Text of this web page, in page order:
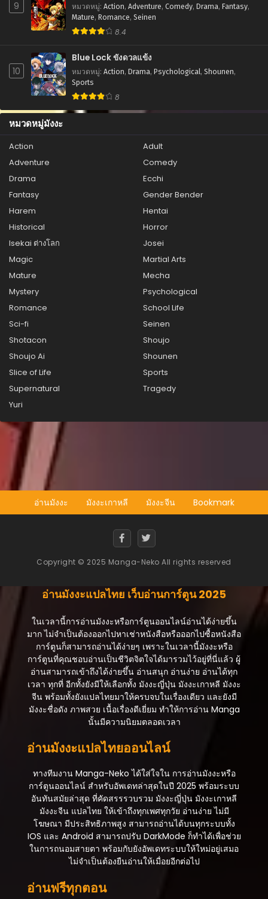
ตอนที่ 116
กรกฎาคม 22, 2025
ตอนที่ 115
กรกฎาคม 22, 2025
ตอนที่ 114
กรกฎาคม 22, 2025
ตอนที่ 113
ตอนที่ 112
กรกฎาคม 22, 2025
ตอนที่ 111
กรกฎาคม 22, 2025
ตอนที่ 110
กรกฎาคม 22, 2025
ตอนที่ 109
ตอนที่ 108
กรกฎาคม 22, 2025
ตอนที่ 107
กรกฎาคม 22, 2025
กรกฎาคม 22, 2025
กรกฎาคม 22, 2025
ตอนที่ 104
กรกฎาคม 22, 2025
ตอนที่ 103
กรกฎาคม 22, 2025
ตอนที่ 101
ตอนที่ 100
ตอนที่ 99
กรกฎาคม 22, 2025
ตอนที่ 98
กรกฎาคม 22, 2025
ตอนที่ 97
ตอนที่ 96
ตอนที่ 95
กรกฎาคม 22, 2025
ตอนที่ 94
กรกฎาคม 22, 2025
ตอนที่ 92
9 หมวดหมู่: Action, Adventure, Comedy, Drama, Fantasy,
Mature, Romance, Seinen
8.4
10
Blue Lock ขังดวลแข้ง
หมวดหมู่: Action, Drama, Psychological, Shounen,
Sports
8
หมวดหมู่มังงะ
Action
Adult
Adventure
Comedy
Drama
Ecchi
Fantasy
Gender Bender
Harem
Hentai
Historical
Horror
Isekai ต่างโลก
Josei
Magic
Martial Arts
Mature
Mecha
Mystery
Psychological
Romance
School Life
Sci-fi
Seinen
Shotacon
Shoujo
Shoujo Ai
Shounen
Slice of Life
Sports
Supernatural
Tragedy
Yuri
อ่านมังงะ มังงะเกาหลี มังงะจีน Bookmark
Copyright © 2025 Manga-Neko All rights reserved
อ่านมังงะแปลไทย เว็บอ่านการ์ตูน 2025
ในเวลานี้การอ่านมังงะหรือการ์ตูนออนไลน์อ่านได้ง่ายขึ้น
มาก ไม่จำเป็นต้องออกไปหาเช่าหนังสือหรือออกไปซื้อหนังสือ
การ์ตูนก็สามารถอ่านได้ง่ายๆ เพราะในเวลานี้มังงะหรือ
การ์ตูนที่คุณชอบอ่านเป็นชีวิตจิตใจได้มารวมไว้อยู่ที่นี่แล้ว ผู้
อ่านสามารถเข้าถึงได้ง่ายขึ้น อ่านสนุก อ่านง่าย อ่านได้ทุก
เวลา ทุกที่ อีกทั้งยังมีให้เลือกทั้ง มังงะญี่ปุ่น มังงะเกาหลี มังงะ
จีน พร้อมทั้งยังแปลไทยมาให้ครบจบในเรื่องเดียว และยังมี
มังงะชื่อดัง ภาพสวย เนื้อเรื่องดีเยี่ยม ทำให้การอ่าน Manga
นั้นมีความนิยมตลอดเวลา
อ่านมังงะแปลไทยออนไลน์
ทางทีมงาน Manga-Neko ได้ใส่ใจใน การอ่านมังงะหรือ
การ์ตูนออนไลน์ สำหรับอัพเดทล่าสุดในปี 2025 พร้อมระบบ
อันทันสมัยล่าสุด ที่คัดสรรรวบรวม มังงะญี่ปุ่น มังงะเกาหลี
มังงะจีน แปลไทย ให้เข้าถึงทุกเพศทุกวัย อ่านง่าย ไม่มี
โฆษณา มีประสิทธิภาพสูง สามารถอ่านได้บนทุกระบบทั้ง
IOS และ Android สามารถปรับ DarkMode ก็ทำได้เพื่อช่วย
ในการถนอมสายตา พร้อมกับยังอัพเดทระบบให้ใหม่อยู่เสมอ
ไม่จำเป็นต้องยืนอ่านให้เมื่อยอีกต่อไป
อ่านฟรีทุกตอน